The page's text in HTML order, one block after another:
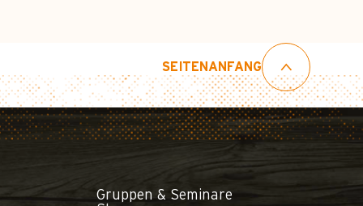
SEITENANFANG
Gruppen & Seminare